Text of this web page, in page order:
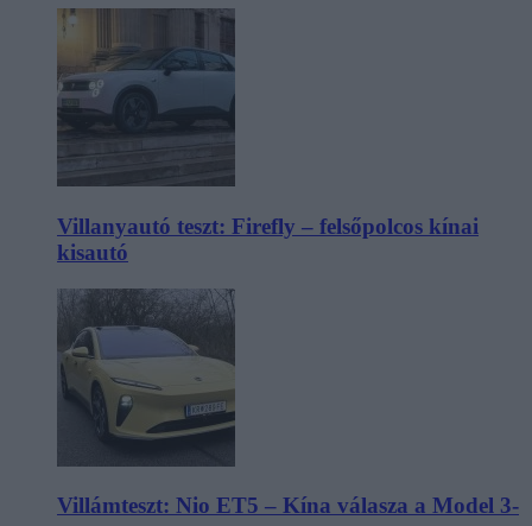
Villanyautó teszt: Firefly – felsőpolcos kínai
kisautó
Villámteszt: Nio ET5 – Kína válasza a Model 3-